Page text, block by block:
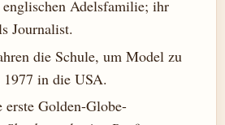
Adelsfamilie; ihr
Journalist.
die Schule, um Model zu
in die USA.
Golden-Globe-